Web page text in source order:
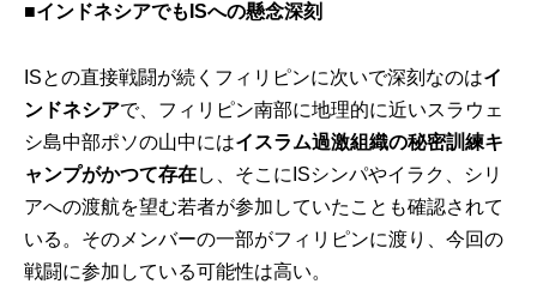
■インドネシアでもISへの懸念深刻
ISとの直接戦闘が続くフィリピンに次いで深刻なのはイ
ンドネシアで、フィリピン南部に地理的に近いスラウェ
シ島中部ポソの山中にはイスラム過激組織の秘密訓練キ
ャンプがかつて存在し、そこにISシンパやイラク、シリ
アへの渡航を望む若者が参加していたことも確認されて
いる。そのメンバーの一部がフィリピンに渡り、今回の
戦闘に参加している可能性は高い。